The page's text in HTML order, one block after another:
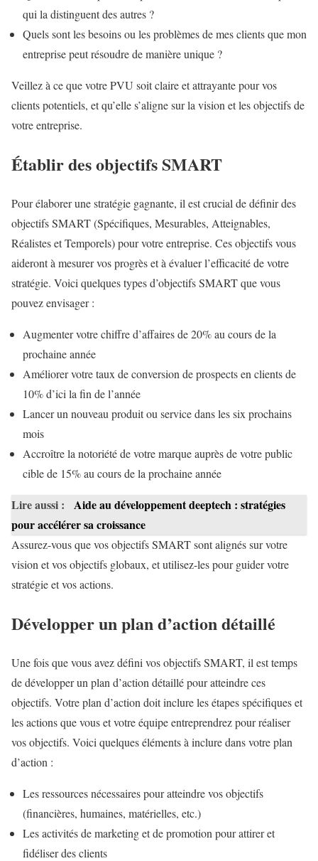
qui la distinguent des autres ?
Quels sont les besoins ou les problèmes de mes clients que mon
entreprise peut résoudre de manière unique ?
Veillez à ce que votre PVU soit claire et attrayante pour vos
clients potentiels, et qu’elle s’aligne sur la vision et les objectifs de
votre entreprise.
Établir des objectifs SMART
Pour élaborer une stratégie gagnante, il est crucial de définir des
objectifs SMART (Spécifiques, Mesurables, Atteignables,
Réalistes et Temporels) pour votre entreprise. Ces objectifs vous
aideront à mesurer vos progrès et à évaluer l’efficacité de votre
stratégie. Voici quelques types d’objectifs SMART que vous
pouvez envisager :
Augmenter votre chiffre d’affaires de 20% au cours de la
prochaine année
Améliorer votre taux de conversion de prospects en clients de
10% d’ici la fin de l’année
Lancer un nouveau produit ou service dans les six prochains
mois
Accroître la notoriété de votre marque auprès de votre public
cible de 15% au cours de la prochaine année
Lire aussi :
Aide au développement deeptech : stratégies
pour accélérer sa croissance
Assurez-vous que vos objectifs SMART sont alignés sur votre
vision et vos objectifs globaux, et utilisez-les pour guider votre
stratégie et vos actions.
Développer un plan d’action détaillé
Une fois que vous avez défini vos objectifs SMART, il est temps
de développer un plan d’action détaillé pour atteindre ces
objectifs. Votre plan d’action doit inclure les étapes spécifiques et
les actions que vous et votre équipe entreprendrez pour réaliser
vos objectifs. Voici quelques éléments à inclure dans votre plan
d’action :
Les ressources nécessaires pour atteindre vos objectifs
(financières, humaines, matérielles, etc.)
Les activités de marketing et de promotion pour attirer et
fidéliser des clients